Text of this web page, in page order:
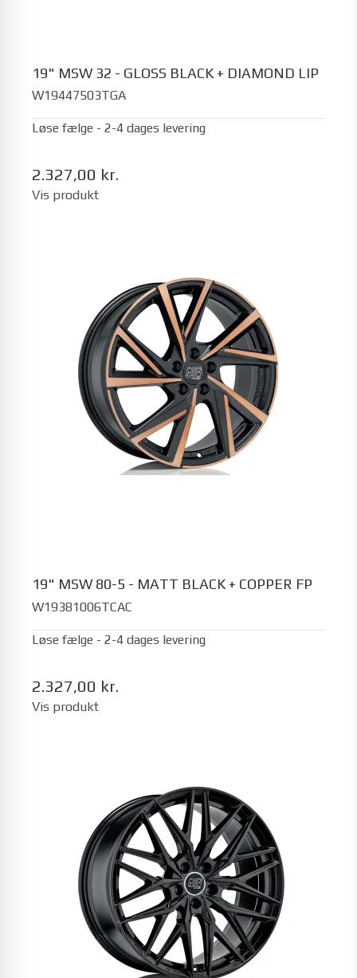
19" MSW 32 - GLOSS BLACK + DIAMOND LIP
W19447503TGA
Løse fælge - 2-4 dages levering
2.327,00 kr.
Vis produkt
19" MSW 80-5 - MATT BLACK + COPPER FP
W19381006TCAC
Løse fælge - 2-4 dages levering
2.327,00 kr.
Vis produkt